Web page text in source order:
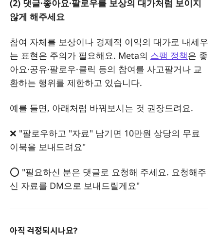
(2) 댓글·좋아요·팔로우를 보상의 대가처럼 보이지
않게 해주세요
참여 자체를 보상이나 경제적 이익의 대가로 내세우
는 표현은 주의가 필요해요. Meta의 스팸 정책은 좋
아요·공유·팔로우·클릭 등의 참여를 사고팔거나 교
환하는 행위를 제한하고 있습니다.
예를 들면, 아래처럼 바꿔보시는 것 권장드려요.
❌ "팔로우하고 "자료" 남기면 10만원 상당의 무료
이북을 보내드려요"
⭕ "필요하신 분은 댓글로 요청해 주세요. 요청해주
신 자료를 DM으로 보내드릴게요"
아직 걱정되시나요?